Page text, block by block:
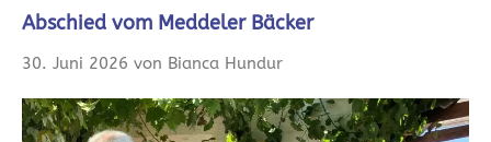
Abschied vom Meddeler Bäcker
30. Juni 2026 von Bianca Hundur